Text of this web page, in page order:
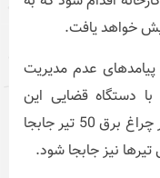
خواهد یافت.
پیامدهای عدم مدیریت
دستگاه قضایی این
موضوع پیگیری شده و تاکنون از 350 تیر چراغ برق 50 تیر جابجا
نیز جابجا شود.